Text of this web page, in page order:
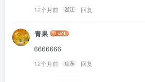
12个月前 浙江 回复
青果
6666666
12个月前 山东 回复